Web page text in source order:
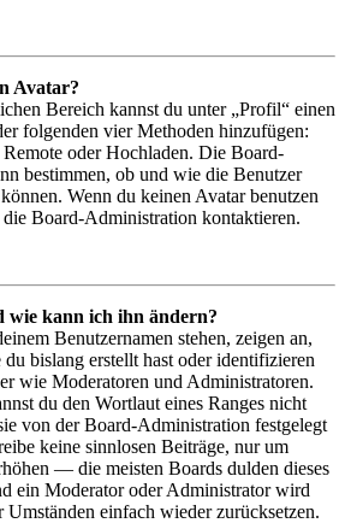
Avatar?
Bereich kannst du unter „Profil“ einen
folgenden vier Methoden hinzufügen:
oder Hochladen. Die Board-
bestimmen, ob und wie die Benutzer
Wenn du keinen Avatar benutzen
die Board-Administration kontaktieren.
wie kann ich ihn ändern?
Benutzernamen stehen, zeigen an,
bislang erstellt hast oder identifizieren
wie Moderatoren und Administratoren.
du den Wortlaut eines Ranges nicht
von der Board-Administration festgelegt
keine sinnlosen Beiträge, nur um
— die meisten Boards dulden dieses
ein Moderator oder Administrator wird
Umständen einfach wieder zurücksetzen.